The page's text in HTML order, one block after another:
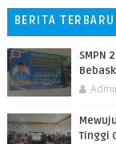
BERITA TERBARU
SMPN
Tinggi